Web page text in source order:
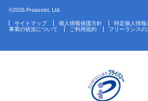
©2026 Proassist, Ltd.
サイトマップ 個人情報保護方針 特定個人情報
事業の状況について
ご利用規約 フリーランスの